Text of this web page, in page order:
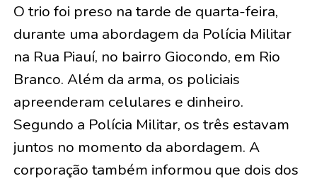
O trio foi preso na tarde de quarta-feira,
durante uma abordagem da Polícia Militar
na Rua Piauí, no bairro Giocondo, em Rio
Branco. Além da arma, os policiais
apreenderam celulares e dinheiro.
Segundo a Polícia Militar, os três estavam
juntos no momento da abordagem. A
corporação também informou que dois dos